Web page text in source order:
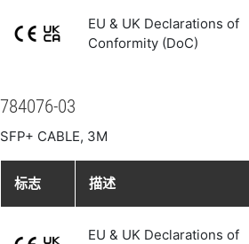
EU & UK Declarations of
Conformity (DoC)
784076-03
SFP+ CABLE, 3M
标志 描述
EU & UK Declarations of